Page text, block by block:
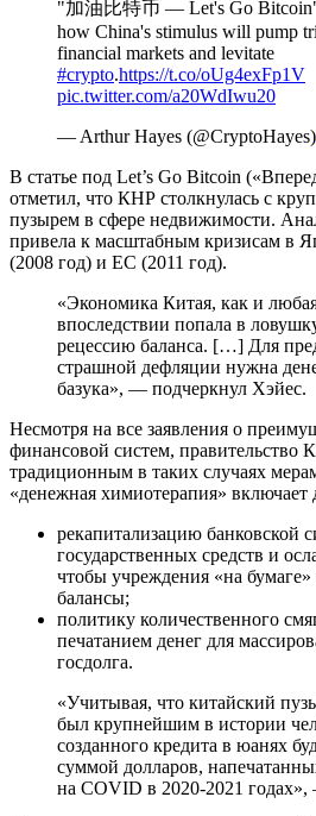
"加油比特币 — Let's Go Bitcoin"
how China's stimulus will pump
financial markets and levitate
#crypto.https://t.co/oUg4exFp1V
pic.twitter.com/a20WdIwu20
— Arthur Hayes (@CryptoHayes)
В статье под Let’s Go Bitcoin
отметил, что КНР столкнулась с
пузырем в сфере недвижимости.
привела к масштабным кризисам в
(2008 год) и ЕС (2011 год).
«Экономика Китая, как и
впоследствии попала в
рецессию баланса. […] Для
страшной дефляции нужна
базука», — подчеркнул Хэйес.
Несмотря на все заявления о
финансовой систем, правительство
традиционным в таких случаях
«денежная химиотерапия» включает
рекапитализацию банковской
государственных средств и
чтобы учреждения «на бумаге»
балансы;
политику количественного
печатанием денег для
госдолга.
«Учитывая, что китайский
был крупнейшим в истории
созданного кредита в юанях
суммой долларов,
на COVID в 2020-2021 годах»,